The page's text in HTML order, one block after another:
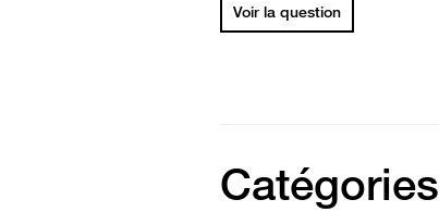
Voir la question
Catégories